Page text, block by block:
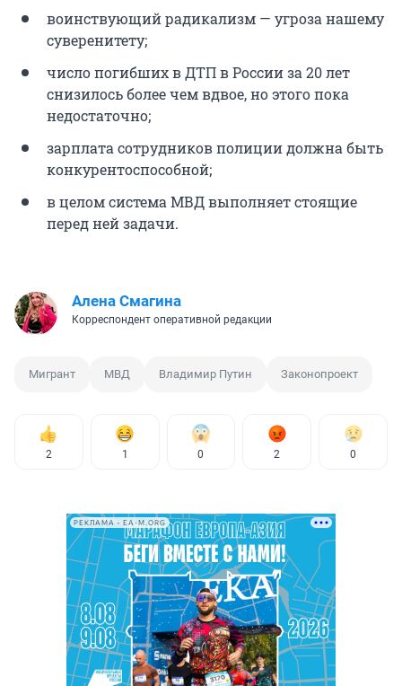
воинствующий радикализм — угроза нашему
суверенитету;
число погибших в ДТП в России за 20 лет
снизилось более чем вдвое, но этого пока
недостаточно;
зарплата сотрудников полиции должна быть
конкурентоспособной;
в целом система МВД выполняет стоящие
перед ней задачи.
Алена Смагина
Корреспондент оперативной редакции
Мигрант МВД Владимир Путин Законопроект
2 1 0 2 0
РЕКЛАМА • EA-M.ORG